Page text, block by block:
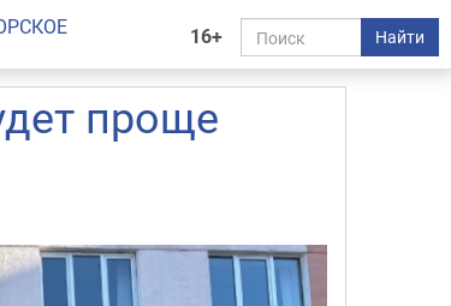
16+ Найти
проще